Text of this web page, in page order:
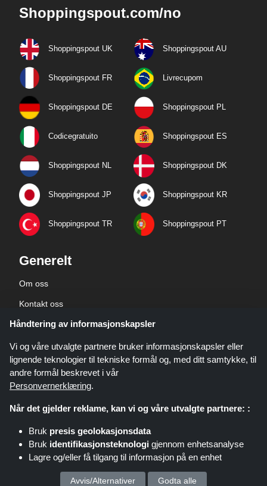
Shoppingspout.com/no
Shoppingspout UK Shoppingspout AU
Shoppingspout FR Livrecupom
Shoppingspout DE Shoppingspout PL
Codicegratuito Shoppingspout ES
Shoppingspout NL Shoppingspout DK
Shoppingspout JP Shoppingspout KR
Shoppingspout TR Shoppingspout PT
Generelt
Om oss
Kontakt oss
Bedriftsinformasjon
personvernerklæring
Shoppingspout.com/no er et nettsted som presenterer tilbud, rabatter og
kuponger. Disse tilbudene eller avtalene gjøres tilgjengelige gjennom ulike
tilknyttede nettverk. Shoppingspout.com/no eller deres ansatte er ikke
involvert når du kjøper via disse lenkene. Shoppingspout.com/no tjener kun
Håndtering av informasjonskapsler
Vi og våre utvalgte partnere bruker informasjonskapsler eller
lignende teknologier til tekniske formål og, med ditt samtykke, til
andre formål beskrevet i vår
Personvernerklæring.
Når det gjelder reklame, kan vi og våre utvalgte partnere: :
Bruk presis geolokasjonsdata
Bruk identifikasjonsteknologi gjennom enhetsanalyse
Lagre og/eller få tilgang til informasjon på en enhet
Vi behandler dine personopplysninger for :
Avvis/Alternativer Godta alle